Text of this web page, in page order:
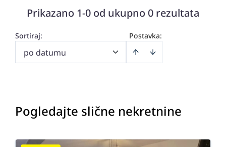
Prikazano 1-0 od ukupno 0 rezultata
Postavka:
Sortiraj:
po datumu
Pogledajte slične nekretnine